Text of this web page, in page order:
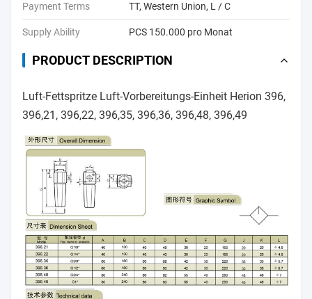
Payment Terms TT, Western Union, L / C
Supply Ability PCS 150.000 pro Monat
PRODUCT DESCRIPTION
Luft-Fettspritze Luft-Vorbereitungs-Einheit Herion 396,
396,21, 396,22, 396,35, 396,36, 396,48, 396,49